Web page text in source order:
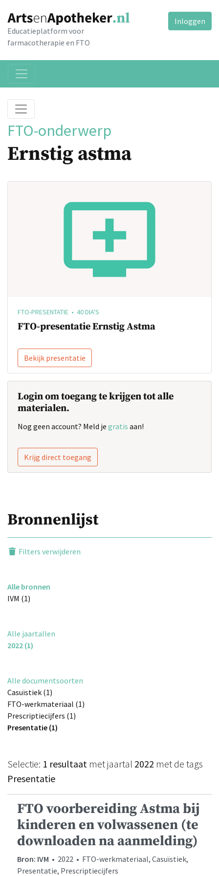
Educatieplatform voor
farmacotherapie en FTO
Inloggen
FTO-onderwerp
Ernstig astma
FTO-PRESENTATIE • 40 DIA'S
FTO-presentatie Ernstig Astma
Bekijk presentatie
Login om toegang te krijgen tot alle
materialen.
Nog geen account? Meld je gratis aan!
Krijg direct toegang
Bronnenlijst
Filters verwijderen
Alle bronnen
IVM (1)
Alle jaartallen
2022 (1)
Alle documentsoorten
Casuïstiek (1)
FTO-werkmateriaal (1)
Prescriptiecijfers (1)
Presentatie (1)
Selectie: 1 resultaat met jaartal 2022 met de tags
Presentatie
FTO voorbereiding Astma bij
kinderen en volwassenen (te
downloaden na aanmelding)
Bron: IVM • 2022 • FTO-werkmateriaal, Casuïstiek,
Presentatie, Prescriptiecijfers